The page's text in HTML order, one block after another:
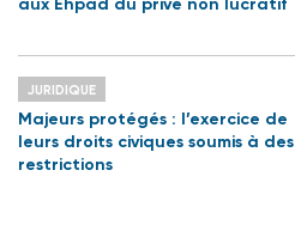
aux Ehpad du privé non lucratif
JURIDIQUE
Majeurs protégés : l’exercice de
leurs droits civiques soumis à des
restrictions